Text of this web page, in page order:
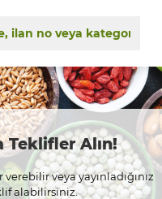
Teklifler Alın!
veya yayınladığınız
alabilirsiniz.